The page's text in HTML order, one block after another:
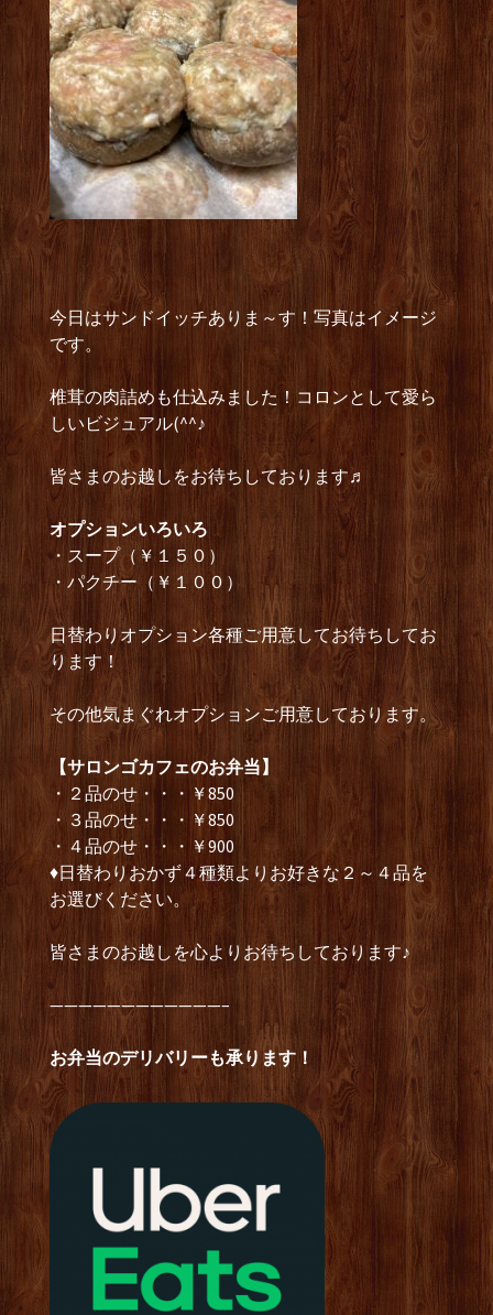
今日はサンドイッチありま～す！写真はイメージ
です。
椎茸の肉詰めも仕込みました！コロンとして愛ら
しいビジュアル(^^♪
皆さまのお越しをお待ちしております♬
オプションいろいろ
・スープ（￥１５０）
・パクチー（￥１００）
日替わりオプション各種ご用意してお待ちしてお
ります！
その他気まぐれオプションご用意しております。
【サロンゴカフェのお弁当】
・２品のせ・・・￥850
・３品のせ・・・￥850
・４品のせ・・・￥900
♦日替わりおかず４種類よりお好きな２～４品を
お選びください。
皆さまのお越しを心よりお待ちしております♪
————————————–
お弁当のデリバリーも承ります！